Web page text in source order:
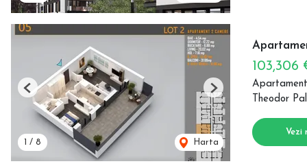
/ 8 Harta
Previous Next
103,306
Theodor
Vezi